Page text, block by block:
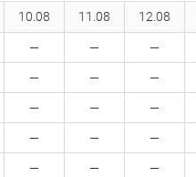
10.08 11.08 12.08